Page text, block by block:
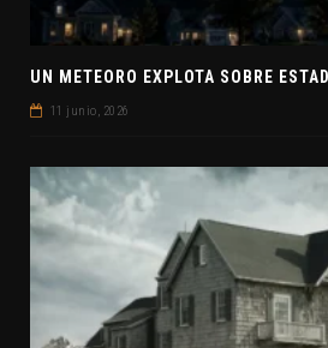
11 junio, 2026